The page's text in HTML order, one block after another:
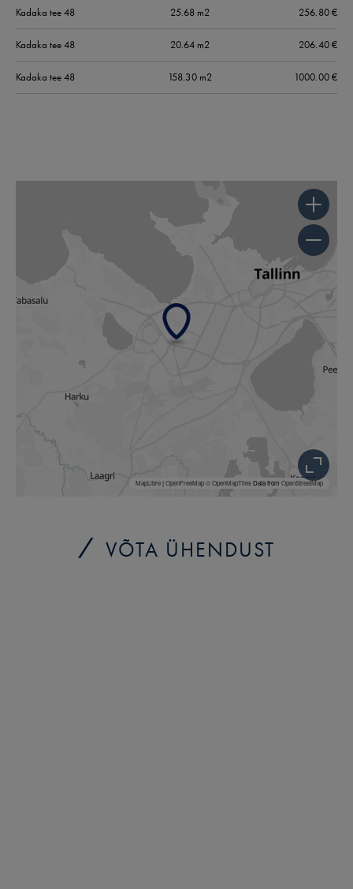
Kadaka tee48 25.68 m2 256.80€
Kadaka tee48 20.64 m2 206.40€
Kadaka tee48 158.30 m2 1000.00€
MapLibre|OpenFreeMap© OpenMapTilesData from OpenStreetMap
VÕTA ÜHENDUST